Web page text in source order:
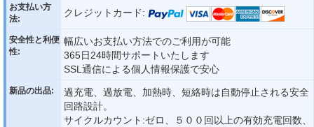
お支払い方
法:
クレジットカード:
安全性と利便
性:
幅広いお支払い方法でのご利用が可能
365日24時間サポートいたします
SSL通信による個人情報保護で安心
新品の出品:
過充電、過放電、加熱時、短絡時は自動停止される安全
回路設計。
サイクルカウント:ゼロ、５００回以上の有効充電回数、